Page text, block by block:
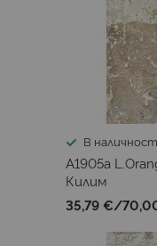
В наличност
A1905a
Килим
35,79 €/